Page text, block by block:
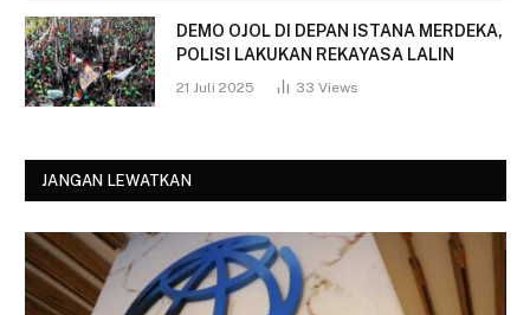
DEMO OJOL DI DEPAN ISTANA MERDEKA,
POLISI LAKUKAN REKAYASA LALIN
21 Juli 2025 33 Views
JANGAN LEWATKAN